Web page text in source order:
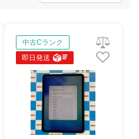
中古Cランク
即日発送